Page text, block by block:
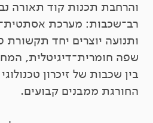
והרחבת תכנות קוד תאורה
רב־שכבות: מערכת
ותנועה יוצרים יחד תקשורת
שפה חומרית־דיגיטלית,
בין שכבות של זיכרון
החורגת ממבנים קבועים.